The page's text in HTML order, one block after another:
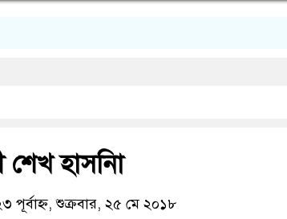
শেখ হাসনিা
পূর্বাহ্ন, শুক্রবার, ২৫ মে ২০১৮